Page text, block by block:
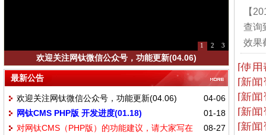
1 2 3
欢迎关注网钛微信公众号，功能更新(04.06)
最新公告
04-06
欢迎关注网钛微信公众号，功能更新(04.06)
01-18
网钛CMS PHP版 开发进度(01.18)
08-27
对网钛CMS（PHP版）的功能建议，请大家写在
【
查询
效果
[使
[新
[新
[新
[新